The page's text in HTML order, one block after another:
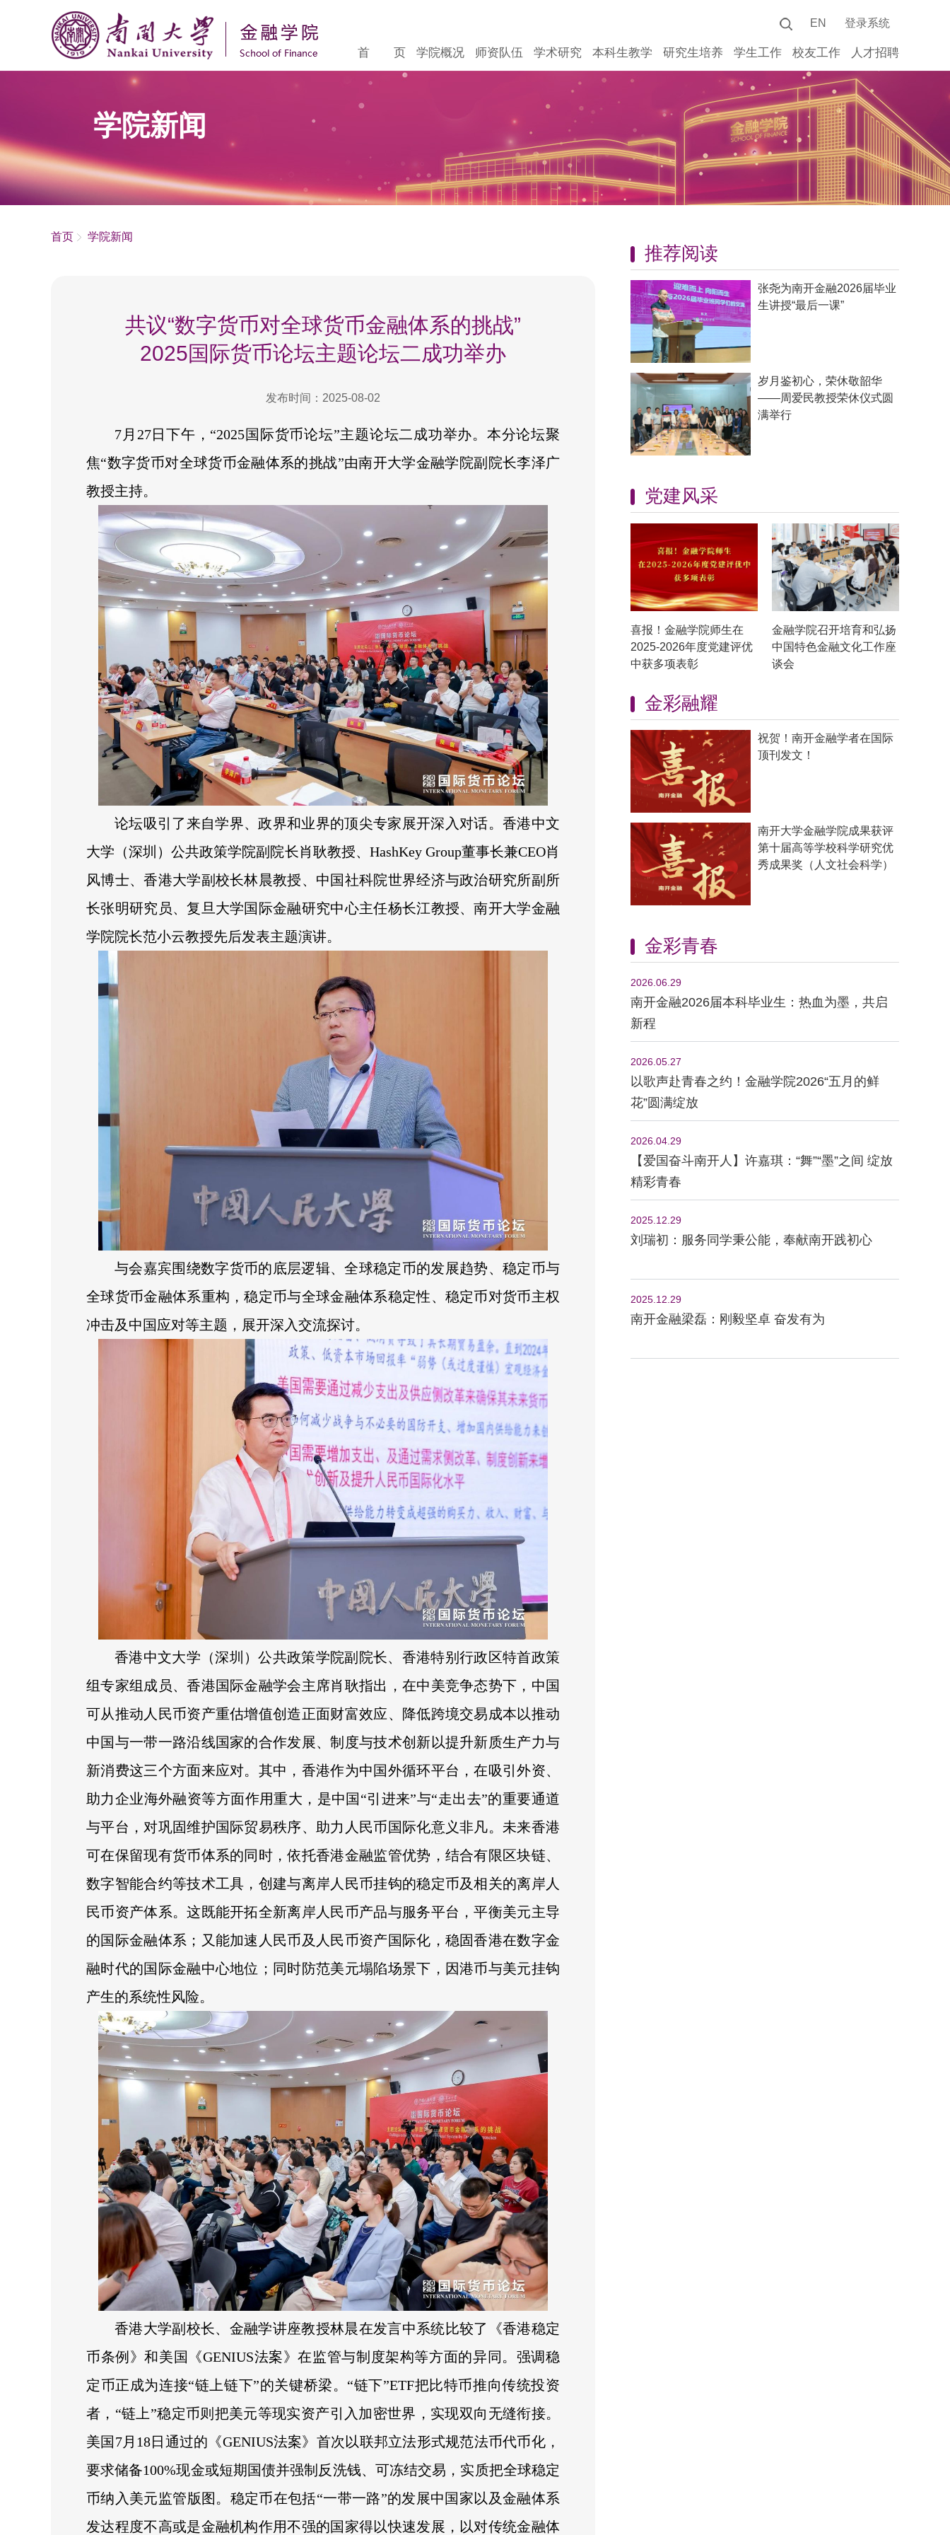
EN 登录系统
首 页 学院概况 师资队伍 学术研究 本科生教学 研究生培养 学生工作 校友工作 人才招聘
学院新闻
推荐阅读
张尧为南开金融2026届毕业
生讲授“最后一课”
岁月鉴初心，荣休敬韶华
——周爱民教授荣休仪式圆
满举行
党建风采
喜报！金融学院师生在
2025-2026年度党建评优
中获多项表彰
金融学院召开培育和弘扬
中国特色金融文化工作座
谈会
金彩融耀
祝贺！南开金融学者在国际
顶刊发文！
南开大学金融学院成果获评
第十届高等学校科学研究优
秀成果奖（人文社会科学）
金彩青春
2026.06.29
南开金融2026届本科毕业生：热血为墨，共启
新程
2026.05.27
以歌声赴青春之约！金融学院2026“五月的鲜
花”圆满绽放
2026.04.29
【爱国奋斗南开人】许嘉琪：“舞”“墨”之间 绽放
精彩青春
2025.12.29
刘瑞初：服务同学秉公能，奉献南开践初心
2025.12.29
南开金融梁磊：刚毅坚卓 奋发有为
首页 学院新闻
共议“数字货币对全球货币金融体系的挑战”
2025国际货币论坛主题论坛二成功举办
发布时间：2025-08-02
7月27日下午，“2025国际货币论坛”主题论坛二成功举办。本分论坛聚
焦“数字货币对全球货币金融体系的挑战”由南开大学金融学院副院长李泽广
教授主持。
论坛吸引了来自学界、政界和业界的顶尖专家展开深入对话。香港中文
大学（深圳）公共政策学院副院长肖耿教授、HashKey Group董事长兼CEO肖
风博士、香港大学副校长林晨教授、中国社科院世界经济与政治研究所副所
长张明研究员、复旦大学国际金融研究中心主任杨长江教授、南开大学金融
学院院长范小云教授先后发表主题演讲。
与会嘉宾围绕数字货币的底层逻辑、全球稳定币的发展趋势、稳定币与
全球货币金融体系重构，稳定币与全球金融体系稳定性、稳定币对货币主权
冲击及中国应对等主题，展开深入交流探讨。
香港中文大学（深圳）公共政策学院副院长、香港特别行政区特首政策
组专家组成员、香港国际金融学会主席肖耿指出，在中美竞争态势下，中国
可从推动人民币资产重估增值创造正面财富效应、降低跨境交易成本以推动
中国与一带一路沿线国家的合作发展、制度与技术创新以提升新质生产力与
新消费这三个方面来应对。其中，香港作为中国外循环平台，在吸引外资、
助力企业海外融资等方面作用重大，是中国“引进来”与“走出去”的重要通道
与平台，对巩固维护国际贸易秩序、助力人民币国际化意义非凡。未来香港
可在保留现有货币体系的同时，依托香港金融监管优势，结合有限区块链、
数字智能合约等技术工具，创建与离岸人民币挂钩的稳定币及相关的离岸人
民币资产体系。这既能开拓全新离岸人民币产品与服务平台，平衡美元主导
的国际金融体系；又能加速人民币及人民币资产国际化，稳固香港在数字金
融时代的国际金融中心地位；同时防范美元塌陷场景下，因港币与美元挂钩
产生的系统性风险。
香港大学副校长、金融学讲座教授林晨在发言中系统比较了《香港稳定
币条例》和美国《GENIUS法案》在监管与制度架构等方面的异同。强调稳
定币正成为连接“链上链下”的关键桥梁。“链下”ETF把比特币推向传统投资
者，“链上”稳定币则把美元等现实资产引入加密世界，实现双向无缝衔接。
美国7月18日通过的《GENIUS法案》首次以联邦立法形式规范法币代币化，
要求储备100%现金或短期国债并强制反洗钱、可冻结交易，实质把全球稳定
币纳入美元监管版图。稳定币在包括“一带一路”的发展中国家以及金融体系
发达程度不高或是金融机构作用不强的国家得以快速发展，以对传统金融体